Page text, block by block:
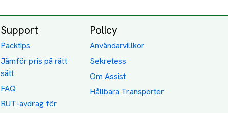
Support
Packtips
Jämför pris på rätt
sätt
FAQ
RUT-avdrag för
Policy
Användarvillkor
Sekretess
Om Assist
Hållbara Transporter